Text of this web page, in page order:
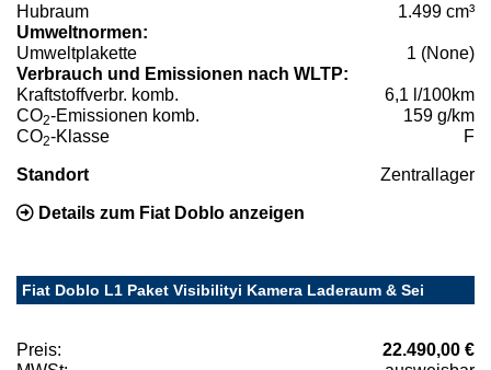
Hubraum
1.499 cm³
Umweltnormen:
Umweltplakette
1 (None)
Verbrauch und Emissionen nach WLTP:
Kraftstoffverbr. komb.
6,1 l/100km
CO2-Emissionen komb.
159 g/km
CO2-Klasse F
Standort Zentrallager
Details zum Fiat Doblo anzeigen
Fiat Doblo L1 Paket Visibilityi Kamera Laderaum & Sei
Preis:
22.490,00 €